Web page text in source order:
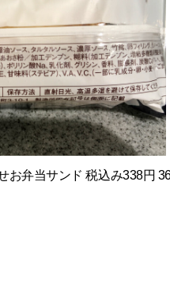
お弁当サンド 税込み338円